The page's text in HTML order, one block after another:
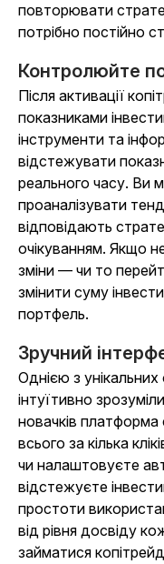
повторювати
потрібно постійно
Контролюйте
Після активації
показниками
інструменти та
відстежувати
реального часу. Ви
проаналізувати
відповідають
очікуванням. Якщо
зміни — чи то
змінити суму
портфель.
Зручний
Однією з
інтуїтивно
новачків
всього за кілька
чи налаштовуєте
відстежуєте
простоти
від рівня досвіду
займатися